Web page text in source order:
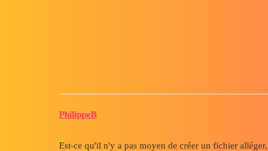
PhilippeB
Est-ce qu'il n'y a pas moyen de créer un fichier